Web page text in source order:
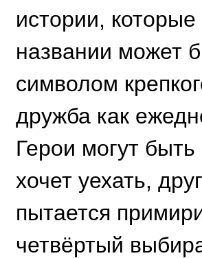
истории,
названии может
символом
дружба как
Герои могут
хочет уехать,
пытается
четвёртый